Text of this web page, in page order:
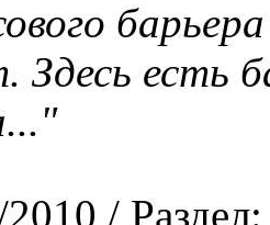
Здесь есть
/